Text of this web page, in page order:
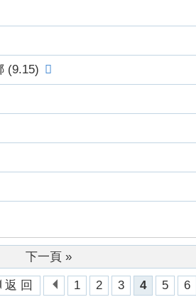
(9.15)
下一頁 »
1 2 3 4 5 6
返 回